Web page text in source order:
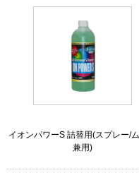
イオンパワーS 詰替用(スプレー/
兼用)